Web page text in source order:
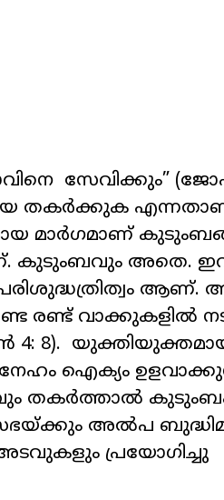
സേവിക്കും” (ജോഷ്വ
തകർക്കുക എന്നതാണ്
മാർഗമാണ്
കുടുംബവും അതെ.
രണ്ട്
4: 8).
ഐക്യം
തകർത്താൽ
അൽപ
പ്രയോഗിച്ചു